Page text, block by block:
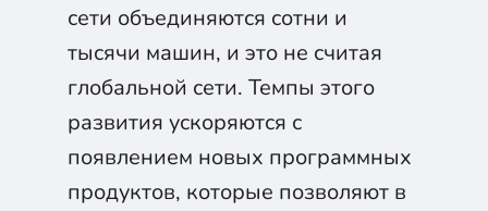
сети объединяются сотни и
тысячи машин, и это не считая
глобальной сети. Темпы этого
развития ускоряются с
появлением новых программных
продуктов, которые позволяют в